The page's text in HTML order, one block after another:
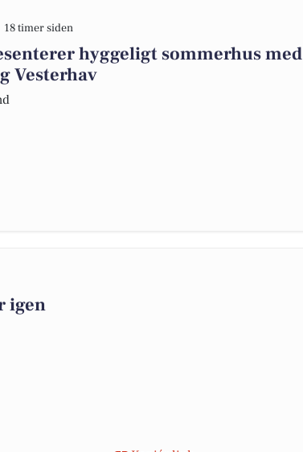
18 timer siden
hyggeligt sommerhus med
Vesterhav
igen